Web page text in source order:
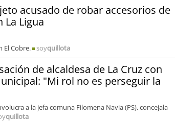
acusado de robar accesorios de
La Ligua
El Cobre. soyquillota
de alcaldesa de La Cruz con
"Mi rol no es perseguir la
a la jefa comuna Filomena Navia (PS), concejala
quillota